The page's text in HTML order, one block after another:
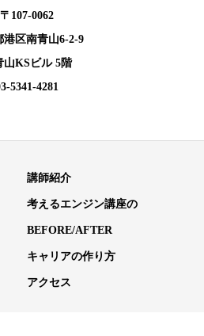
〒107-0062
港区南青山6-2-9
山KSビル 5階
5341-4281
講師紹介
考えるエンジン講座の
BEFORE/AFTER
キャリアの作り方
アクセス